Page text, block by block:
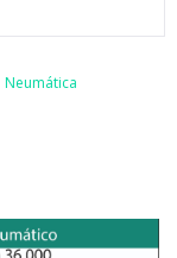
Neumática